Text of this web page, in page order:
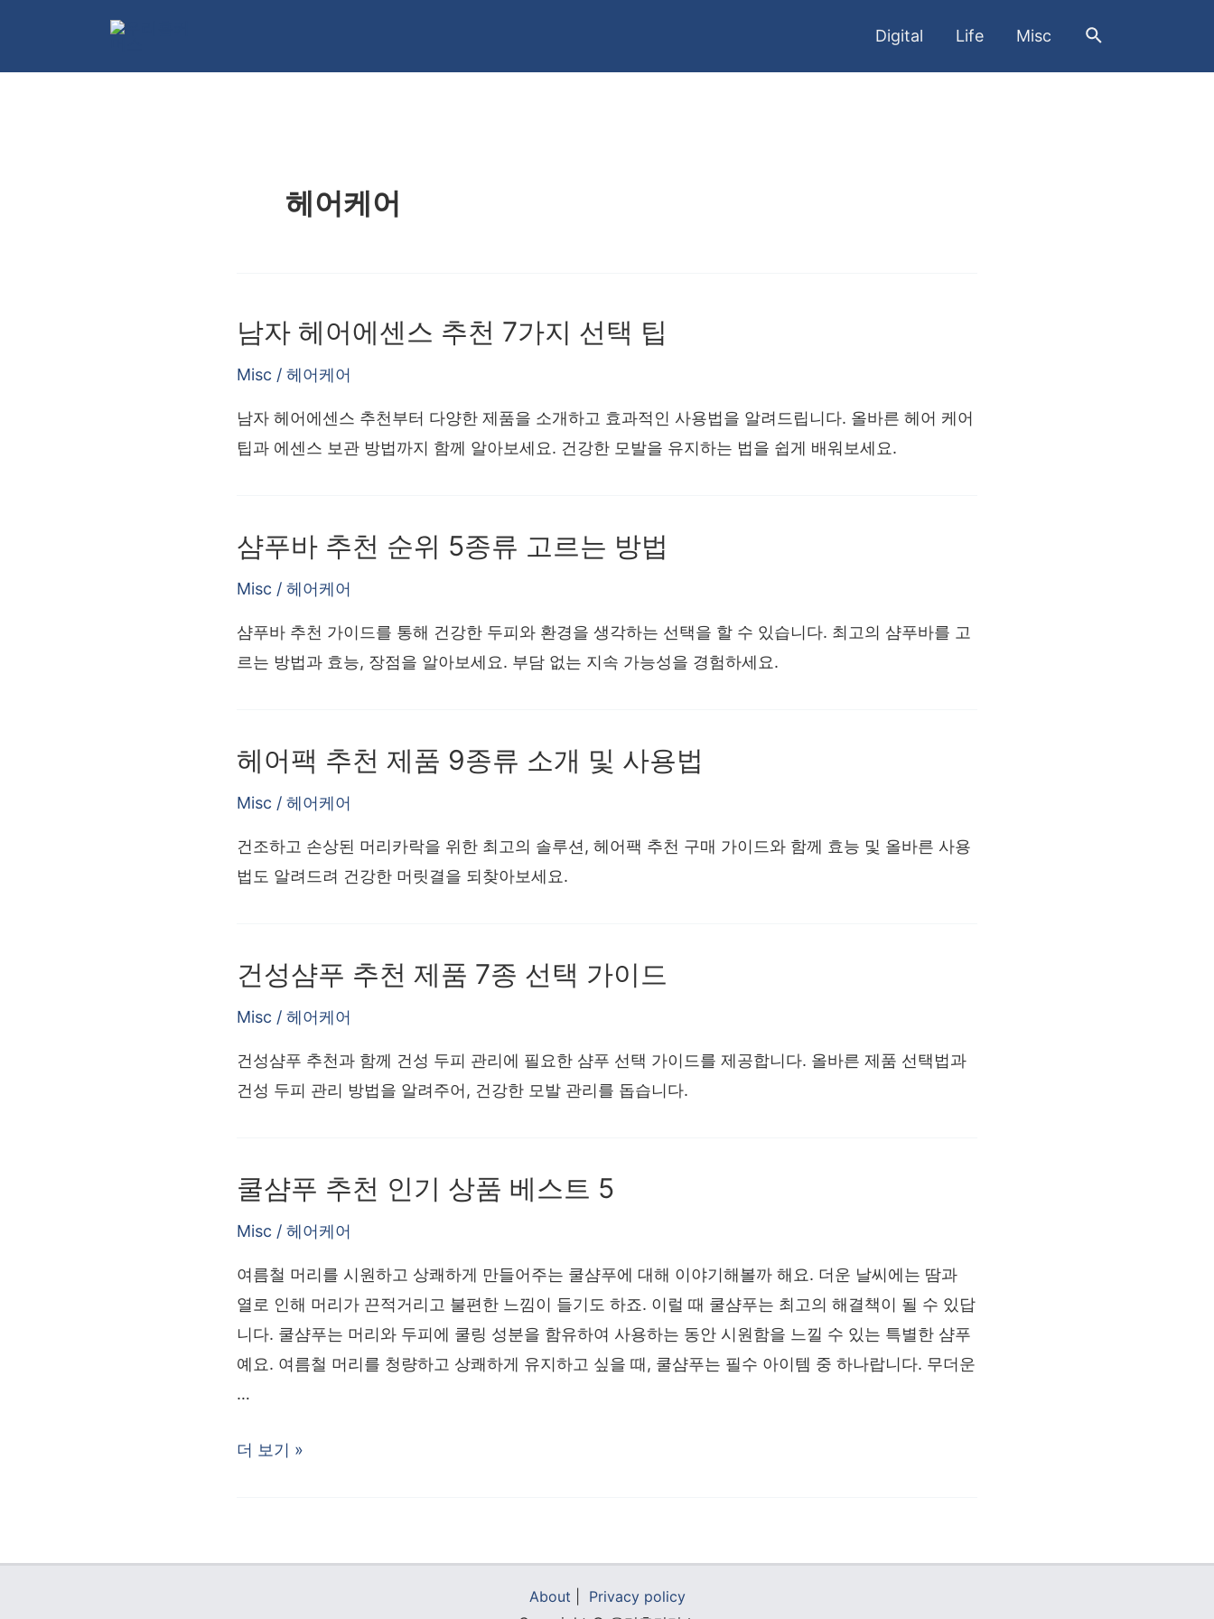
츠
Digital Life Misc
검
헤어케어
남자 헤어에센스 추천 7가지 선택 팁
Misc / 헤어케어
남자 헤어에센스 추천부터 다양한 제품을 소개하고 효과적인 사용법을 알려드립니다. 올바른 헤어 케어
팁과 에센스 보관 방법까지 함께 알아보세요. 건강한 모발을 유지하는 법을 쉽게 배워보세요.
샴푸바 추천 순위 5종류 고르는 방법
Misc / 헤어케어
샴푸바 추천 가이드를 통해 건강한 두피와 환경을 생각하는 선택을 할 수 있습니다. 최고의 샴푸바를 고
르는 방법과 효능, 장점을 알아보세요. 부담 없는 지속 가능성을 경험하세요.
헤어팩 추천 제품 9종류 소개 및 사용법
Misc / 헤어케어
건조하고 손상된 머리카락을 위한 최고의 솔루션, 헤어팩 추천 구매 가이드와 함께 효능 및 올바른 사용
법도 알려드려 건강한 머릿결을 되찾아보세요.
건성샴푸 추천 제품 7종 선택 가이드
Misc / 헤어케어
건성샴푸 추천과 함께 건성 두피 관리에 필요한 샴푸 선택 가이드를 제공합니다. 올바른 제품 선택법과
건성 두피 관리 방법을 알려주어, 건강한 모발 관리를 돕습니다.
쿨샴푸 추천 인기 상품 베스트 5
Misc / 헤어케어
여름철 머리를 시원하고 상쾌하게 만들어주는 쿨샴푸에 대해 이야기해볼까 해요. 더운 날씨에는 땀과
열로 인해 머리가 끈적거리고 불편한 느낌이 들기도 하죠. 이럴 때 쿨샴푸는 최고의 해결책이 될 수 있답
니다. 쿨샴푸는 머리와 두피에 쿨링 성분을 함유하여 사용하는 동안 시원함을 느낄 수 있는 특별한 샴푸
예요. 여름철 머리를 청량하고 상쾌하게 유지하고 싶을 때, 쿨샴푸는 필수 아이템 중 하나랍니다. 무더운
…
쿨
천
더 보기 »
About
Privacy policy